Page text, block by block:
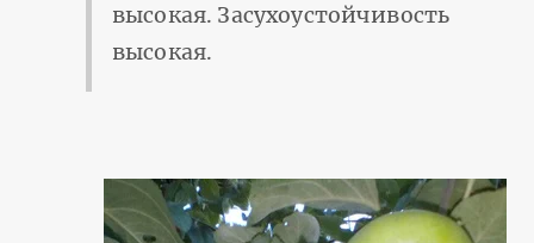
высокая. Засухоустойчивость
высокая.